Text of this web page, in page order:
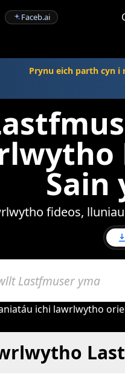
Faceb.ai
Prynu eich parth cyn i
Sain
fideos,
ichi lawrlwytho